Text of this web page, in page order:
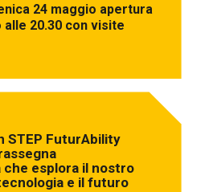
24 maggio apertura
20.30 con visite
STEP FuturAbility
esplora il nostro
e il futuro